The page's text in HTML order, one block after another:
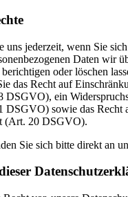
uns jederzeit, wenn Sie
Daten wir
oder löschen
das Recht auf
DSGVO), ein
DSGVO) sowie das Recht
(Art. 20 DSGVO).
Sie sich bitte direkt an